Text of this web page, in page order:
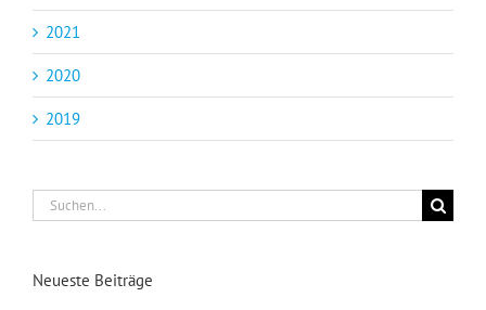
2021
2020
2019
Suche
nach:
Neueste Beiträge